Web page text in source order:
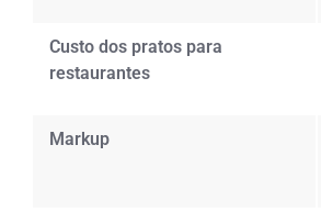
Custo dos pratos para
restaurantes
Markup